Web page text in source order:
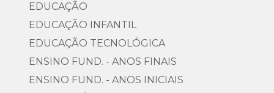
EDUCAÇÃO
EDUCAÇÃO INFANTIL
EDUCAÇÃO TECNOLÓGICA
ENSINO FUND. - ANOS FINAIS
ENSINO FUND. - ANOS INICIAIS